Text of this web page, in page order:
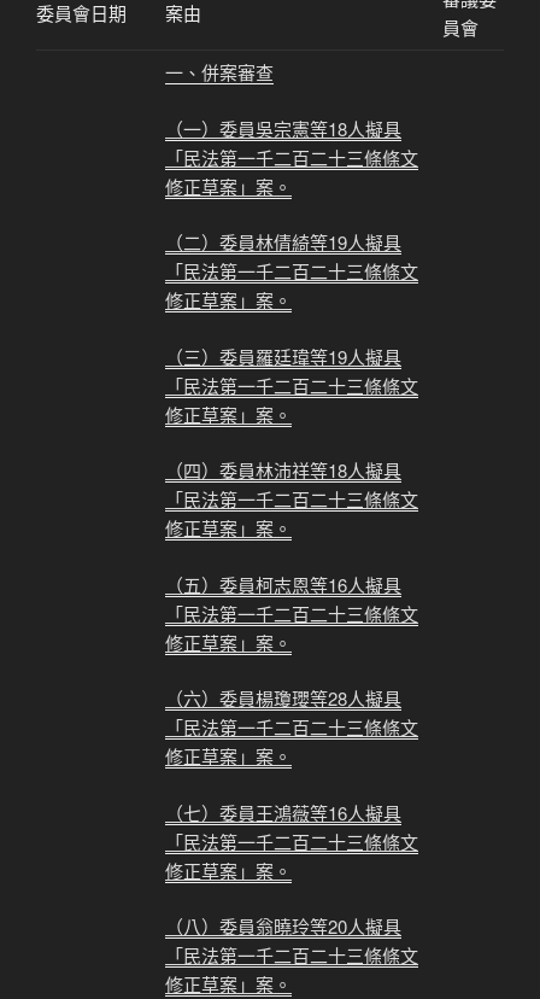
委員會日期 案由
員會
一、併案審查
（一）委員吳宗憲等18人擬具
「民法第一千二百二十三條條文
修正草案」案。
（二）委員林倩綺等19人擬具
「民法第一千二百二十三條條文
修正草案」案。
（三）委員羅廷瑋等19人擬具
「民法第一千二百二十三條條文
修正草案」案。
（四）委員林沛祥等18人擬具
「民法第一千二百二十三條條文
修正草案」案。
（五）委員柯志恩等16人擬具
「民法第一千二百二十三條條文
修正草案」案。
（六）委員楊瓊瓔等28人擬具
「民法第一千二百二十三條條文
修正草案」案。
（七）委員王鴻薇等16人擬具
「民法第一千二百二十三條條文
修正草案」案。
（八）委員翁曉玲等20人擬具
「民法第一千二百二十三條條文
修正草案」案。